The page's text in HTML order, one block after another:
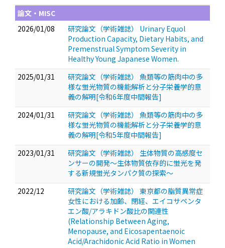
論文・MISC
2026/01/08
研究論文（学術雑誌） Urinary Equol
Production Capacity, Dietary Habits, and
Premenstrual Symptom Severity in
Healthy Young Japanese Women.
2025/01/31
研究論文（学術雑誌） 魚類等の筋肉中の多
様な蛍光物質の機能解析と分子栄養学的意
義の解明[令和6年度中間報告]
2024/01/31
研究論文（学術雑誌） 魚類等の筋肉中の多
様な蛍光物質の機能解析と分子栄養学的意
義の解明[令和5年度中間報告]
2023/01/31
研究論文（学術雑誌） 生体物質の高感度セ
ンサーの開発～生体物質依存的に蛍光を発
する新規蛍光タンパク質の探索～
2022/12
研究論文（学術雑誌） 東京都の脂質異常症
女性における加齢、閉経、エイコサペンタ
エン酸/アラキドン酸比の関連性
(Relationship Between Aging,
Menopause, and Eicosapentaenoic
Acid/Arachidonic Acid Ratio in Women